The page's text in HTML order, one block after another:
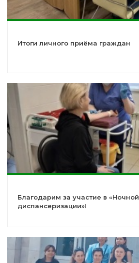
Итоги личного приёма граждан
Благодарим за участие в «Ночной
диспансеризации»!